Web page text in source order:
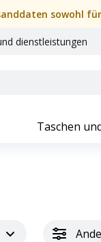
sowohl
dienstleistungen
Taschen